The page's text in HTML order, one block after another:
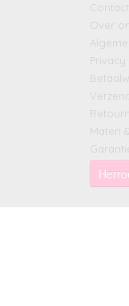
Contact
Over
Maten